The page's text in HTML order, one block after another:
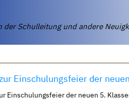
der Schulleitung und andere
Einschulungsfeier der
Einschulungsfeier der neuen 5.